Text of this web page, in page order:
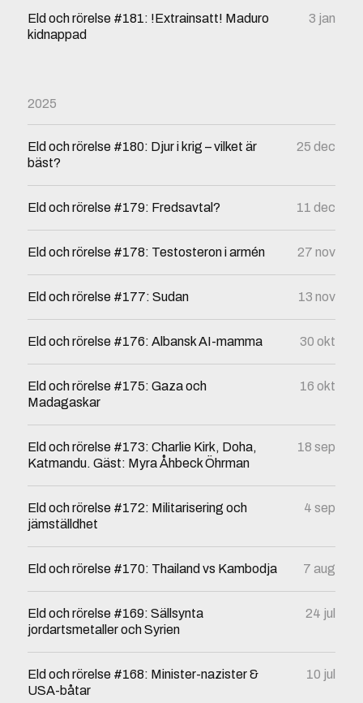
Eld och rörelse #181: !Extrainsatt! Maduro
kidnappad
3 jan
2025
Eld och rörelse #180: Djur i krig – vilket är
bäst?
25 dec
Eld och rörelse #179: Fredsavtal? 11 dec
Eld och rörelse #178: Testosteron i armén 27 nov
Eld och rörelse #177: Sudan 13 nov
Eld och rörelse #176: Albansk AI-mamma 30 okt
Eld och rörelse #175: Gaza och
Madagaskar
16 okt
Eld och rörelse #173: Charlie Kirk, Doha,
Katmandu. Gäst: Myra Åhbeck Öhrman
18 sep
Eld och rörelse #172: Militarisering och
jämställdhet
4 sep
Eld och rörelse #170: Thailand vs Kambodja 7 aug
Eld och rörelse #169: Sällsynta
jordartsmetaller och Syrien
24 jul
Eld och rörelse #168: Minister-nazister &
USA-båtar
10 jul